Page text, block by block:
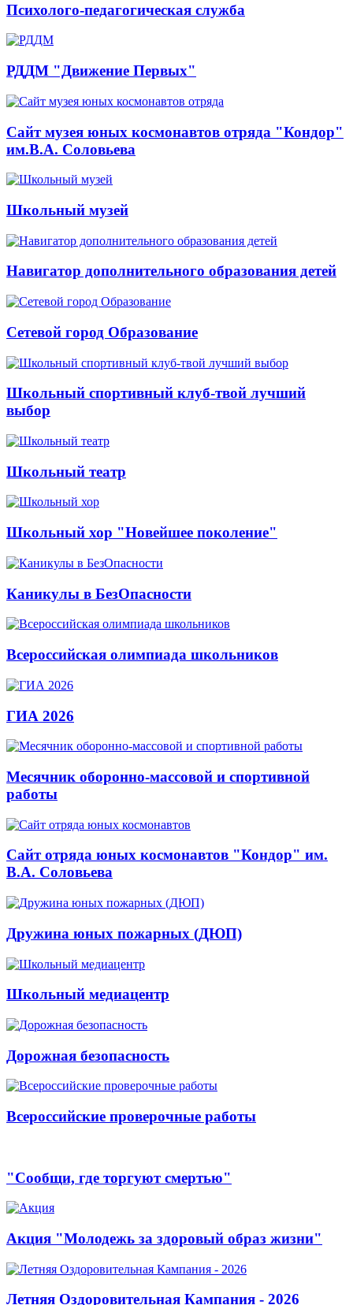
Психолого-педагогическая служба
РДДМ "Движение Первых"
Сайт музея юных космонавтов отряда "Кондор"
им.В.А. Соловьева
Школьный музей
Навигатор дополнительного образования детей
Сетевой город Образование
Школьный спортивный клуб-твой лучший
выбор
Школьный театр
Школьный хор "Новейшее поколение"
Каникулы в БезОпасности
Всероссийская олимпиада школьников
ГИА 2026
Месячник оборонно-массовой и спортивной
работы
Сайт отряда юных космонавтов "Кондор" им.
В.А. Соловьева
Дружина юных пожарных (ДЮП)
Школьный медиацентр
Дорожная безопасность
Всероссийские проверочные работы
"Сообщи, где торгуют смертью"
Акция "Молодежь за здоровый образ жизни"
Летняя Оздоровительная Кампания - 2026